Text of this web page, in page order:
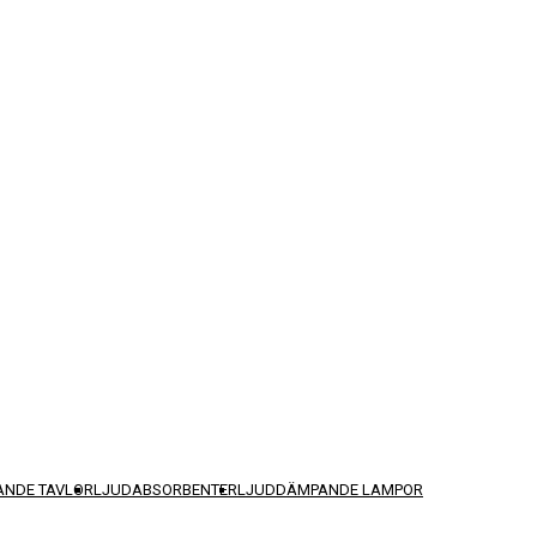
TAVLORLJUDABSORBENTERLJUDDÄMPANDE LAMPOR